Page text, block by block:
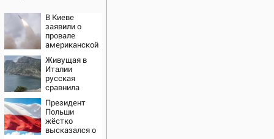
В Киеве
заявили о
провале
американской
«Убей
лучника»
против России
Живущая в
Италии
русская
сравнила
Европе и в
Крыму
Президент
Польши
жёстко
высказался о